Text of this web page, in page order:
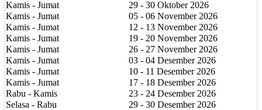
Kamis - Jumat
29 - 30 Oktober 2026
Kamis - Jumat
05 - 06 November 2026
Kamis - Jumat
12 - 13 November 2026
Kamis - Jumat
19 - 20 November 2026
Kamis - Jumat
26 - 27 November 2026
Kamis - Jumat
03 - 04 Desember 2026
Kamis - Jumat
10 - 11 Desember 2026
Kamis - Jumat
17 - 18 Desember 2026
Rabu - Kamis
23 - 24 Desember 2026
Selasa - Rabu
29 - 30 Desember 2026